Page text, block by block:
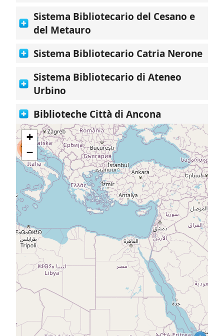
Sistema Bibliotecario del Cesano e
del Metauro
Sistema Bibliotecario Catria Nerone
Sistema Bibliotecario di Ateneo
Urbino
Biblioteche Città di Ancona
154
+
−